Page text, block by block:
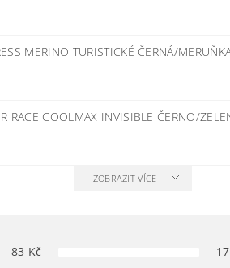
MERINO TURISTICKÉ ČERNÁ/
RACE COOLMAX INVISIBLE ČERNO/
ZOBRAZIT VÍCE
83 Kč